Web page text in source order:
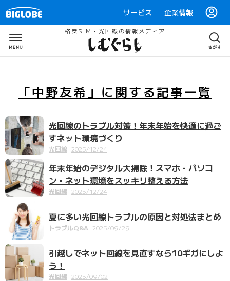
サービス 企業情報
格安SIM・光回線の情報メディア
「中野友希」 に関する記事一覧
光回線のトラブル対策！年末年始を快適に過ご
すネット環境づくり
光回線 2025/12/24
年末年始のデジタル大掃除！スマホ・パソコ
ン・ネット環境をスッキリ整える方法
光回線 2025/12/24
夏に多い光回線トラブルの原因と対処法まとめ
トラブルQ&A 2025/09/29
引越しでネット回線を見直すなら10ギガにしよ
う！
光回線 2025/09/02